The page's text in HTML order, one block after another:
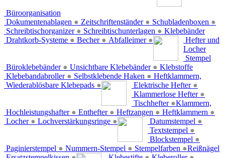
Büroorganisation
Dokumentenablagen ● Zeitschriftenständer ● Schubladenboxen ●
Schreibtischorganizer ● Schreibtischunterlagen ●
Drahtkorb-Systeme ● Becher ● Abfalleimer ●
Klebebänder
Büroklebebänder ● Unsichtbare Klebebänder ●
Klebebandabroller ● Selbstklebende Haken ●
Wiederablösbare Klebepads ●
Hefter und
Locher
Elektrische Hefter ●
Klammerlose Hefter ●
Tischhefter ●
Hochleistungshafter ● Enthefter ● Heftzangen ● Heftklammern ●
Locher ● Lochverstärkungsringe ●
Stempel
Datumstempel ●
Textstempel ●
Blockstempel ●
Paginierstempel ● Nummern-Stempel ● Stempelfarben ●
Klebstoffe
Heftklammern,
Klammern,
Reißnägel